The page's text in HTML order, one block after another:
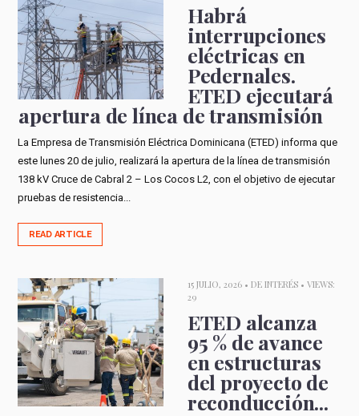
Habrá
interrupciones
eléctricas en
Pedernales.
ETED ejecutará
apertura de línea de transmisión
La Empresa de Transmisión Eléctrica Dominicana (ETED) informa que
este lunes 20 de julio, realizará la apertura de la línea de transmisión
138 kV Cruce de Cabral 2 – Los Cocos L2, con el objetivo de ejecutar
pruebas de resistencia...
READ ARTICLE
15 JULIO, 2026 • DE INTERÉS• VIEWS:
29
ETED alcanza
95 % de avance
en estructuras
del proyecto de
reconducción...